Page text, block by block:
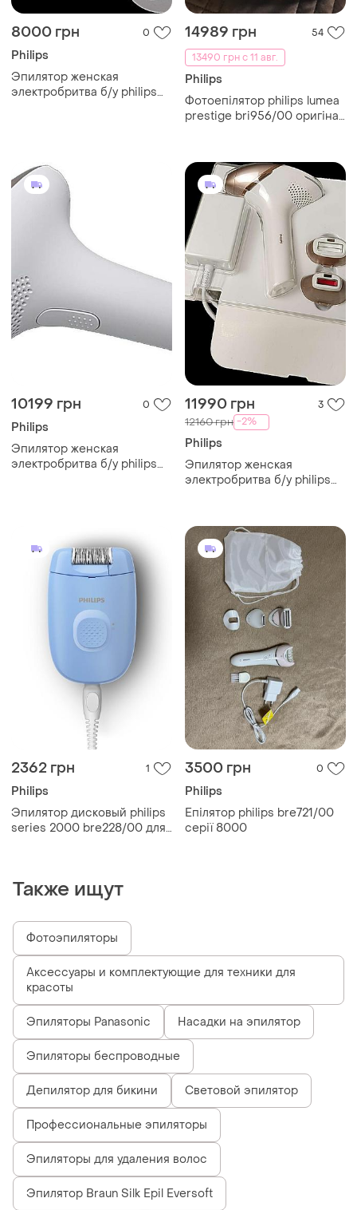
8000 грн 0
Philips
Эпилятор женская
электробритва б/у philips
14989 грн
54
13490 грн с 11 авг.
Philips
Фотоепілятор philips lumea
prestige bri956/00 оригінал
10199 грн 0
Philips
Эпилятор женская
электробритва б/у philips
11990 грн 3
12160 грн -2%
Philips
Эпилятор женская
электробритва б/у philips
2362 грн 1
Philips
Эпилятор дисковый philips
series 2000 bre228/00 для
3500 грн 0
Philips
Епілятор philips bre721/00
серії 8000
Также ищут
Фотоэпиляторы
Аксессуары и комплектующие для техники для
красоты
Эпиляторы Panasonic Насадки на эпилятор
Эпиляторы беспроводные
Депилятор для бикини Световой эпилятор
Профессиональные эпиляторы
Эпиляторы для удаления волос
Эпилятор Braun Silk Epil Eversoft